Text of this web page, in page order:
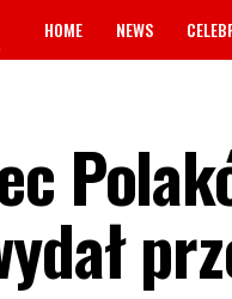
HOME NEWS